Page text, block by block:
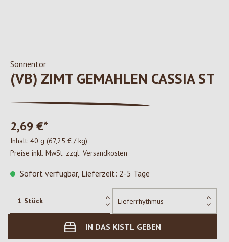
Sonnentor
(VB) ZIMT GEMAHLEN CASSIA ST
2,69 €*
Inhalt: 40 g (67,25 € / kg)
Preise inkl. MwSt. zzgl. Versandkosten
Sofort verfügbar, Lieferzeit: 2-5 Tage
IN DAS KISTL GEBEN